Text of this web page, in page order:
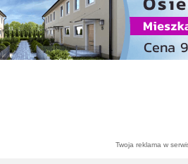
Twoja reklama w